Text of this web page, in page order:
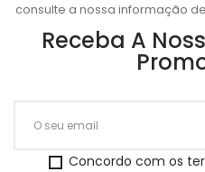
consulte a nossa informação
Receba A
Concordo com os